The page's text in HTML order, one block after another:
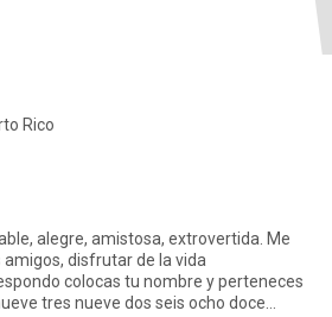
Rico
alegre, amistosa, extrovertida. Me
disfrutar de la vida
colocas tu nombre y perteneces
tres nueve dos seis ocho doce